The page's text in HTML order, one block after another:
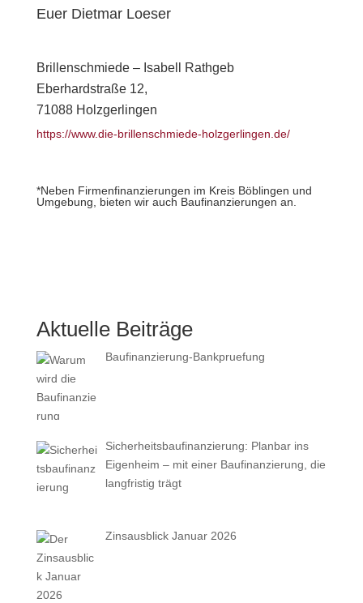
Euer Dietmar Loeser
Brillenschmiede – Isabell Rathgeb
Eberhardstraße 12,
71088 Holzgerlingen
https://www.die-brillenschmiede-holzgerlingen.de/
*Neben Firmenfinanzierungen im Kreis Böblingen und
Umgebung, bieten wir auch Baufinanzierungen an.
Aktuelle Beiträge
Baufinanzierung-Bankpruefung
Sicherheitsbaufinanzierung: Planbar ins
Eigenheim – mit einer Baufinanzierung, die
langfristig trägt
Zinsausblick Januar 2026